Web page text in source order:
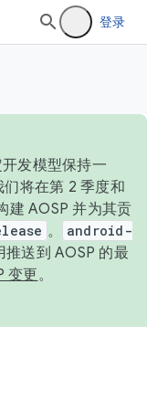
登录
发模型保持一
将在第 2 季度和
建 AOSP 并为其贡
。
android-
送到 AOSP 的最
变更。